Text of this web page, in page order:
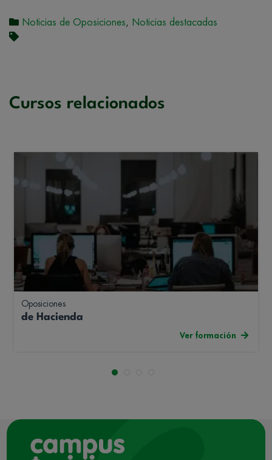
Noticias de Oposiciones, Noticias destacadas
Cursos relacionados
Oposiciones
de Hacienda
Ver formación